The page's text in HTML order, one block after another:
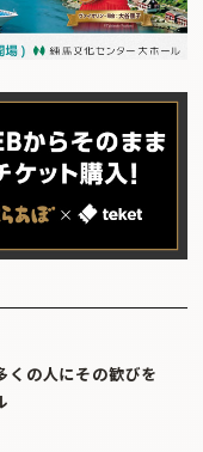
くの人にその歓びを